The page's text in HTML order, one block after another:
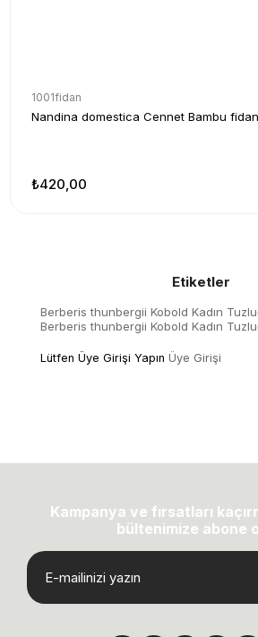
1001fidan
Nandina domestica Cennet Bambu
₺420,00
Etiketler
Berberis thunbergii Kobold Kadın
Berberis thunbergii Kobold Kadın
Lütfen Üye Girişi Yapın Üye Girişi
Kampanya ve fırsatları
bültenimize abone